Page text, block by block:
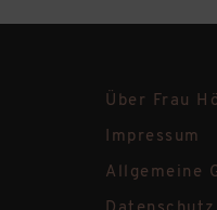
Über Frau
Impressum
Allgemeine